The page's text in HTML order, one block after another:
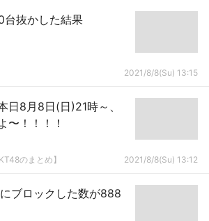
台抜かした結果
2021/8/8(Su) 13:15
日8月8日(日)21時～、
〜！！！！
のまとめ】 2021/8/8(Su) 13:12
ブロックした数が888